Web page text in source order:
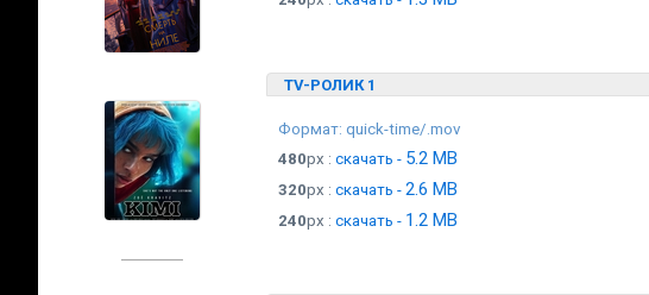
TV-РОЛИК 1
Формат: quick-time/.mov
480px : скачать - 5.2 MB
320px : скачать - 2.6 MB
240px : скачать - 1.2 MB